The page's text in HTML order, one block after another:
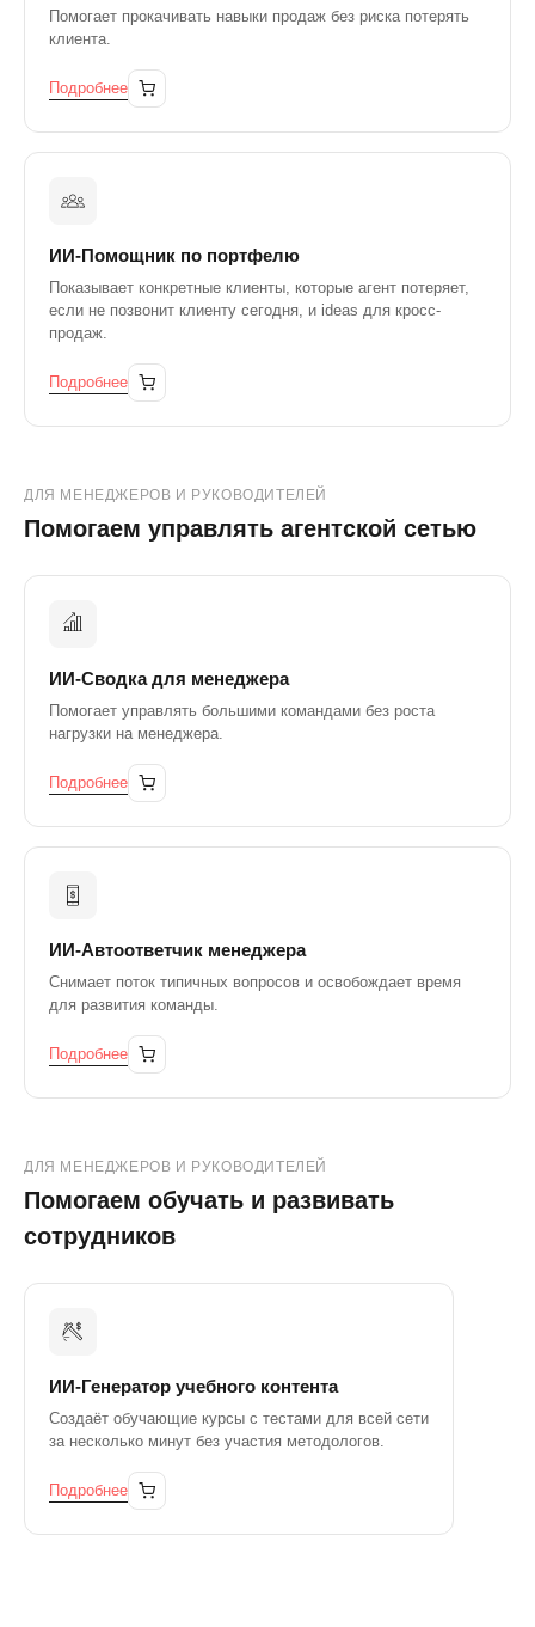
Помогает прокачивать навыки продаж без риска потерять
клиента.
Подробнее
ИИ-Помощник по портфелю
Показывает конкретные клиенты, которые агент потеряет,
если не позвонит клиенту сегодня, и ideas для кросс-
продаж.
Подробнее
ДЛЯ МЕНЕДЖЕРОВ И РУКОВОДИТЕЛЕЙ
Помогаем управлять агентской сетью
ИИ-Сводка для менеджера
Помогает управлять большими командами без роста
нагрузки на менеджера.
Подробнее
ИИ-Автоответчик менеджера
Снимает поток типичных вопросов и освобождает время
для развития команды.
Подробнее
ДЛЯ МЕНЕДЖЕРОВ И РУКОВОДИТЕЛЕЙ
Помогаем обучать и развивать
сотрудников
ИИ-Генератор учебного контента
Создаёт обучающие курсы с тестами для всей сети
за несколько минут без участия методологов.
Подробнее